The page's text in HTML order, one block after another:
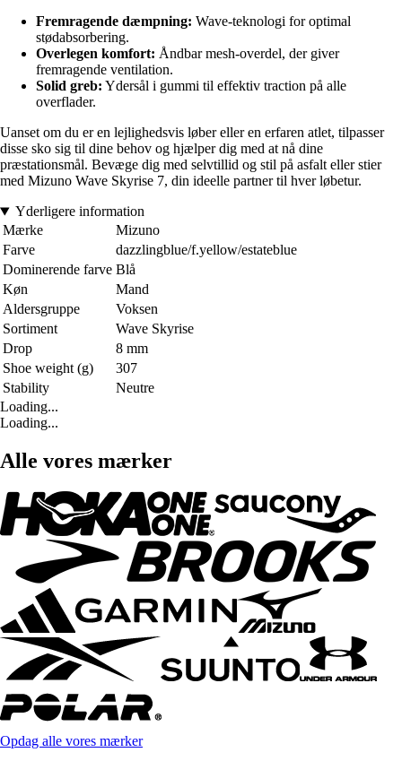
Fremragende dæmpning: Wave-teknologi for optimal
stødabsorbering.
Overlegen komfort: Åndbar mesh-overdel, der giver
fremragende ventilation.
Solid greb: Ydersål i gummi til effektiv traction på alle
overflader.
Uanset om du er en lejlighedsvis løber eller en erfaren atlet, tilpasser
disse sko sig til dine behov og hjælper dig med at nå dine
præstationsmål. Bevæge dig med selvtillid og stil på asfalt eller stier
med Mizuno Wave Skyrise 7, din ideelle partner til hver løbetur.
Yderligere information
Mærke
Mizuno
Farve
dazzlingblue/f.yellow/estateblue
Dominerende farve Blå
Køn
Mand
Aldersgruppe
Voksen
Sortiment
Wave Skyrise
Drop
8 mm
Shoe weight (g)
307
Stability
Neutre
Loading...
Loading...
Alle vores mærker
Opdag alle vores mærker